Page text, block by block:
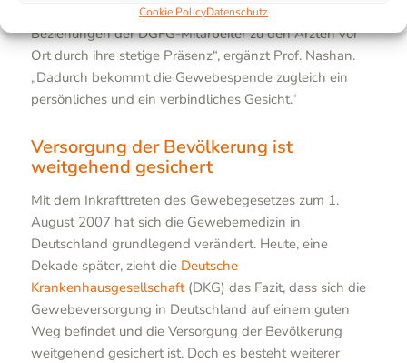
Cookie PolicyDatenschutz
Klinikärzte. „Wichtig ist der Aufbau persönlicher
Beziehungen der DGFG-Mitarbeiter zu den Ärzten vor
Ort durch ihre stetige Präsenz“, ergänzt Prof. Nashan.
„Dadurch bekommt die Gewebespende zugleich ein
persönliches und ein verbindliches Gesicht.“
Versorgung der Bevölkerung ist
weitgehend gesichert
Mit dem Inkrafttreten des Gewebegesetzes zum 1.
August 2007 hat sich die Gewebemedizin in
Deutschland grundlegend verändert. Heute, eine
Dekade später, zieht die Deutsche
Krankenhausgesellschaft(DKG) das Fazit, dass sich die
Gewebeversorgung in Deutschland auf einem guten
Weg befindet und die Versorgung der Bevölkerung
weitgehend gesichert ist. Doch es besteht weiterer